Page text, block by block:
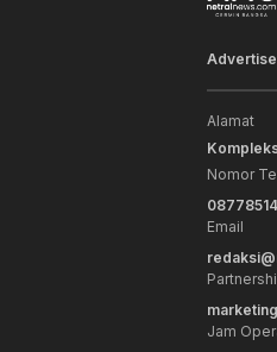
Advertise
Alamat
Nomor
Email
Jam